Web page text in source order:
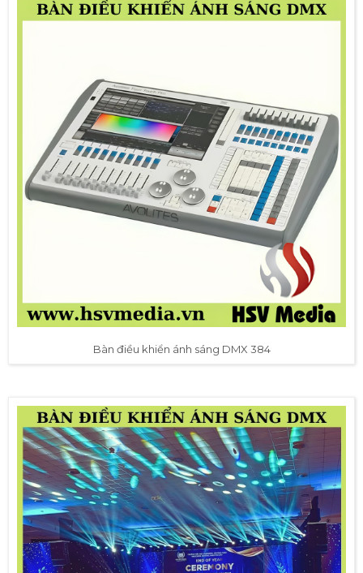
Bàn điều khiển ánh sáng DMX 384